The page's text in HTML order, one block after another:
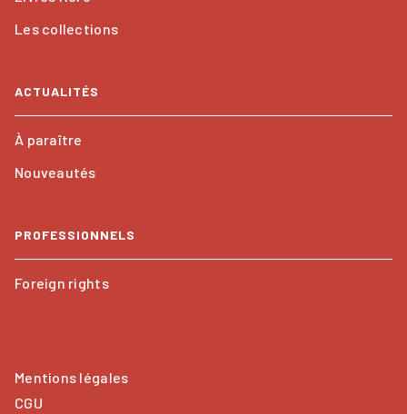
Les collections
ACTUALITÉS
À paraître
Nouveautés
PROFESSIONNELS
Foreign rights
Mentions légales
CGU